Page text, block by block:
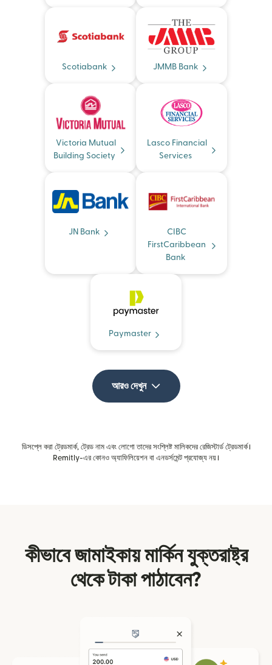
Scotiabank JMMB Bank
Victoria Mutual
Building Society
Lasco Financial
Services
JN Bank
CIBC
FirstCaribbean
Bank
Paymaster
আরও দেখুন
ডিসপ্লে করা ট্রেডমার্ক, ট্রেড নাম এবং লোগো তাদের সংশ্লিষ্ট মালিকদের রেজিস্টার্ড ট্রেডমার্ক।
Remitly-এর কোনও অ্যাফিলিয়েশন বা এনডর্সমেন্ট প্রযোজ্য নয়।
কীভাবে জামাইকায় মার্কিন যুক্তরাষ্ট্র
থেকে টাকা পাঠাবেন?